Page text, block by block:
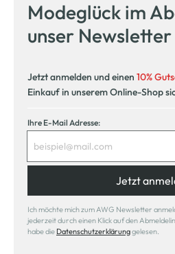
Modeglück im
unser Newsletter
Jetzt anmelden und einen 10%
Einkauf in unserem Online-Shop
Ihre E-Mail Adresse:
Jetzt
Ich möchte mich zum AWG Newsletter
jederzeit durch einen Klick auf den
habe die Datenschutzerklärunggelesen.